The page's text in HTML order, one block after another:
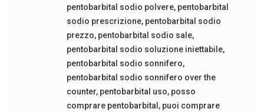
pentobarbital sodio polvere, pentobarbital
sodio prescrizione, pentobarbital sodio
prezzo, pentobarbital sodio sale,
pentobarbital sodio soluzione iniettabile,
pentobarbital sodio sonnifero,
pentobarbital sodio sonnifero over the
counter, pentobarbital uso, posso
comprare pentobarbital , puoi comprare